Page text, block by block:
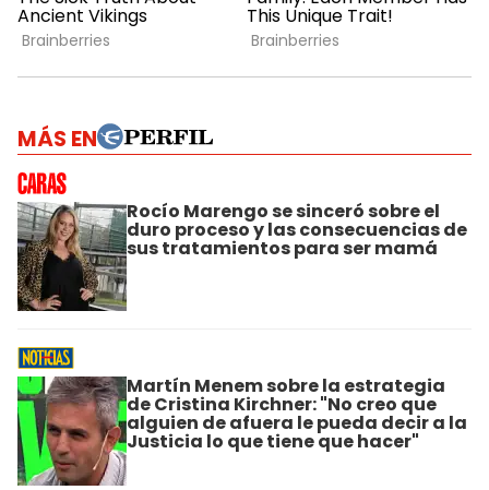
MÁS EN
Rocío Marengo se sinceró sobre el
duro proceso y las consecuencias de
sus tratamientos para ser mamá
Martín Menem sobre la estrategia
de Cristina Kirchner: "No creo que
alguien de afuera le pueda decir a la
Justicia lo que tiene que hacer"